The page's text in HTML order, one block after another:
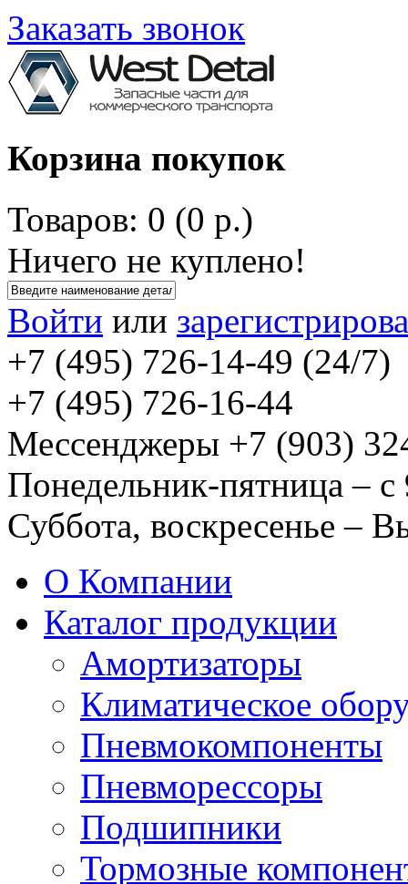
Заказать звонок
Корзина покупок
Товаров: 0 (0 р.)
Ничего не куплено!
Войти или
+7 (495) 726-14-49 (24/7)
+7 (495) 726-16-44
Мессенджеры +7 (903)
Понедельник-пятница –
Суббота, воскресенье –
О Компании
Каталог продукции
Амортизаторы
Климатическое
Пневмокомпоненты
Пневморессоры
Подшипники
Тормозные